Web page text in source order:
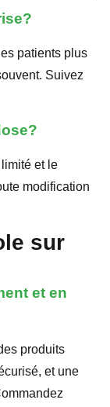
patients plus
Suivez
et le
modification
sur
et en
produits
et une